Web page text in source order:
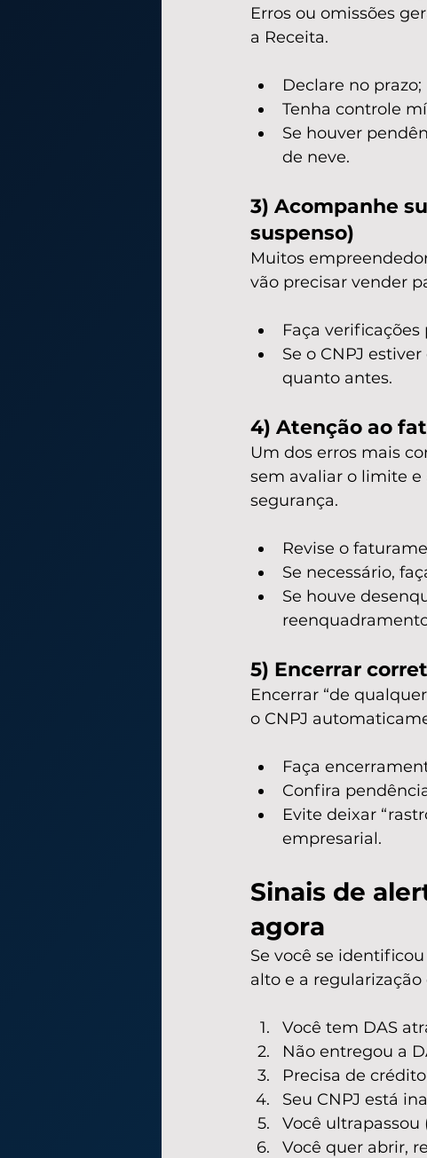
Erros ou omissões
a Receita.
Declare no prazo;
Tenha controle
Se houver
de neve.
3) Acompanhe
suspenso)
Muitos
vão precisar vender
Faça verificações
Se o CNPJ
quanto antes.
4) Atenção ao
Um dos erros mais
sem avaliar o limite e
segurança.
Revise o
Se necessário,
Se houve
5) Encerrar
Encerrar “de
o CNPJ
Faça
Confira
Evite deixar
empresarial.
Sinais de
agora
Se você se
alto e a
Você tem DAS
Não entregou a
Precisa de
Seu CNPJ está
Você ultrapassou
Você quer abrir,